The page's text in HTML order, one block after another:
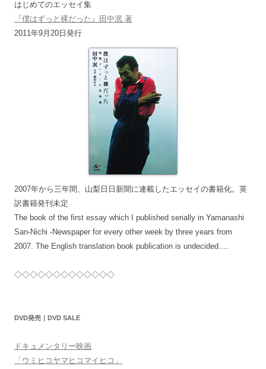
はじめてのエッセイ集
『僕はずっと裸だった』田中泯 著
2011年9月20日発行
2007年から三年間、山梨日日新聞に連載したエッセイの書籍化。英
訳書籍発刊未定
The book of the first essay which I published serially in Yamanashi
San-Nichi -Newspaper for every other week by three years from
2007. The English translation book publication is undecided….
◇◇◇◇◇◇◇◇◇◇◇◇◇
DVD発売｜DVD SALE
ドキュメンタリー映画
「ウミヒコヤマヒコマイヒコ」